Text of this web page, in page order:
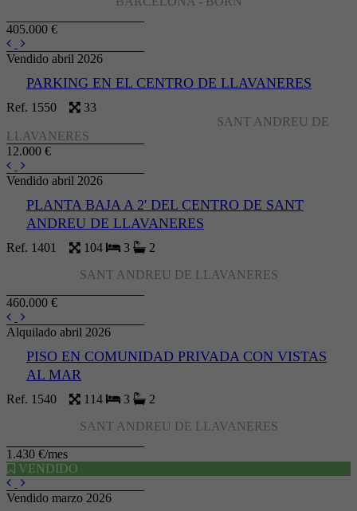
405.000 €
Vendido abril 2026
PARKING EN EL CENTRO DE LLAVANERES
Ref. 1550 33
SANT ANDREU DE
LLAVANERES
12.000 €
Vendido abril 2026
PLANTA BAJA A 2' DEL CENTRO DE SANT
ANDREU DE LLAVANERES
Ref. 1401 104 3 2
SANT ANDREU DE LLAVANERES
460.000 €
Alquilado abril 2026
PISO EN COMUNIDAD PRIVADA CON VISTAS
AL MAR
Ref. 1540 114 3 2
SANT ANDREU DE LLAVANERES
1.430 €/mes
VENDIDO
Vendido marzo 2026